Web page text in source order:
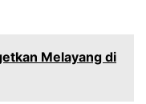
Melayang di